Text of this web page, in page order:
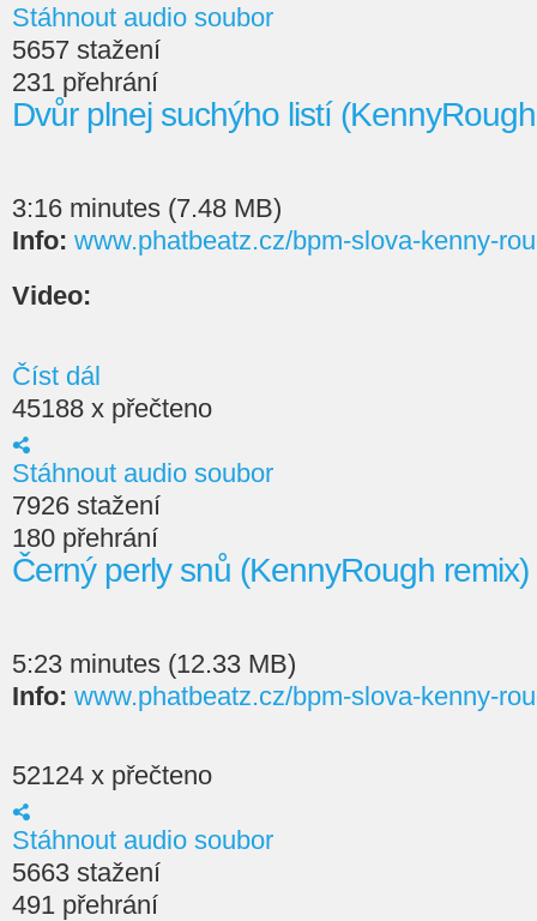
Stáhnout audio soubor
5657 stažení
231 přehrání
Dvůr plnej suchýho listí
3:16 minutes (7.48 MB)
Info: www.phatbeatz.cz/bpm-slova-kenny-
Video:
Číst dál
45188 x přečteno
Stáhnout audio soubor
7926 stažení
180 přehrání
Černý perly snů (KennyRough
5:23 minutes (12.33 MB)
Info: www.phatbeatz.cz/bpm-slova-kenny-
52124 x přečteno
Stáhnout audio soubor
5663 stažení
491 přehrání